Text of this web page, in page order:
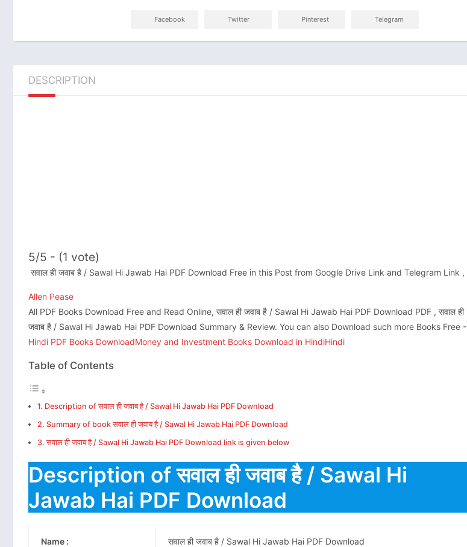
Facebook Twitter Pinterest Telegram
DESCRIPTION
5/5 - (1 vote)
सवाल ही जवाब है / Sawal Hi Jawab Hai PDF Download Free in this Post from Google Drive Link and Telegram Link ,
Allen Pease
All PDF Books Download Free and Read Online, सवाल ही जवाब है / Sawal Hi Jawab Hai PDF Download PDF , सवाल ही
जवाब है / Sawal Hi Jawab Hai PDF Download Summary & Review. You can also Download such more Books Free -
Hindi PDF Books DownloadMoney and Investment Books Download in HindiHindi
Table of Contents
Description of सवाल ही जवाब है / Sawal Hi Jawab Hai PDF Download
Summary of book सवाल ही जवाब है / Sawal Hi Jawab Hai PDF Download
सवाल ही जवाब है / Sawal Hi Jawab Hai PDF Download link is given below
Description of सवाल ही जवाब है / Sawal Hi
Jawab Hai PDF Download
Name : सवाल ही जवाब है / Sawal Hi Jawab Hai PDF Download